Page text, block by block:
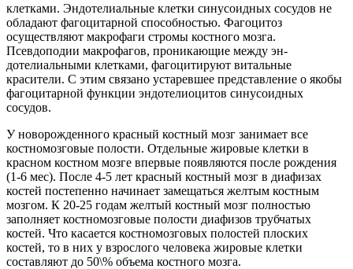
клетками. Эндотелиальные клетки синусоидных сосудов не
обладают фагоцитарной способностью. Фагоцитоз
осуществляют макрофаги стромы костного мозга.
Псевдоподии макрофагов, проникающие между эн-
дотелиальными клетками, фагоцитируют витальные
красители. С этим связано устаревшее представление о якобы
фагоцитарной функции эндотелиоцитов синусоидных
сосудов.
У новорожденного красный костный мозг занимает все
костномозговые полости. Отдельные жировые клетки в
красном костном мозге впервые появляются после рождения
(1-6 мес). После 4-5 лет красный костный мозг в диафизах
костей постепенно начинает замещаться желтым костным
мозгом. К 20-25 годам желтый костный мозг полностью
заполняет костномозговые полости диафизов трубчатых
костей. Что касается костномозговых полостей плоских
костей, то в них у взрослого человека жировые клетки
составляют до 50\% объема костного мозга.